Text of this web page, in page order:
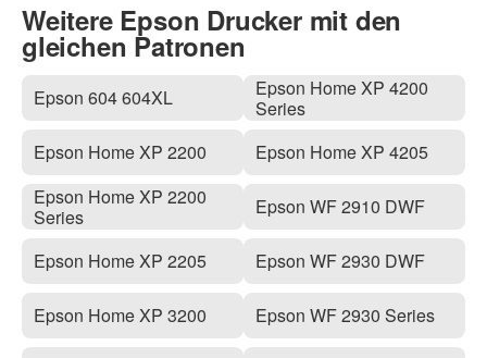
Weitere Epson Drucker mit den
gleichen Patronen
Epson 604 604XL
Epson Home XP 2200
Epson Home XP 2200
Series
Epson Home XP 2205
Epson Home XP 3200
Epson Home XP 4200
Series
Epson Home XP 4205
Epson WF 2910 DWF
Epson WF 2930 DWF
Epson WF 2930 Series